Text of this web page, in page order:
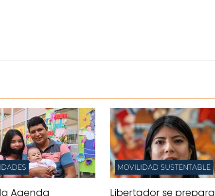
Agenda
MOVILIDAD SUSTENTABLE
Libertador se prepara